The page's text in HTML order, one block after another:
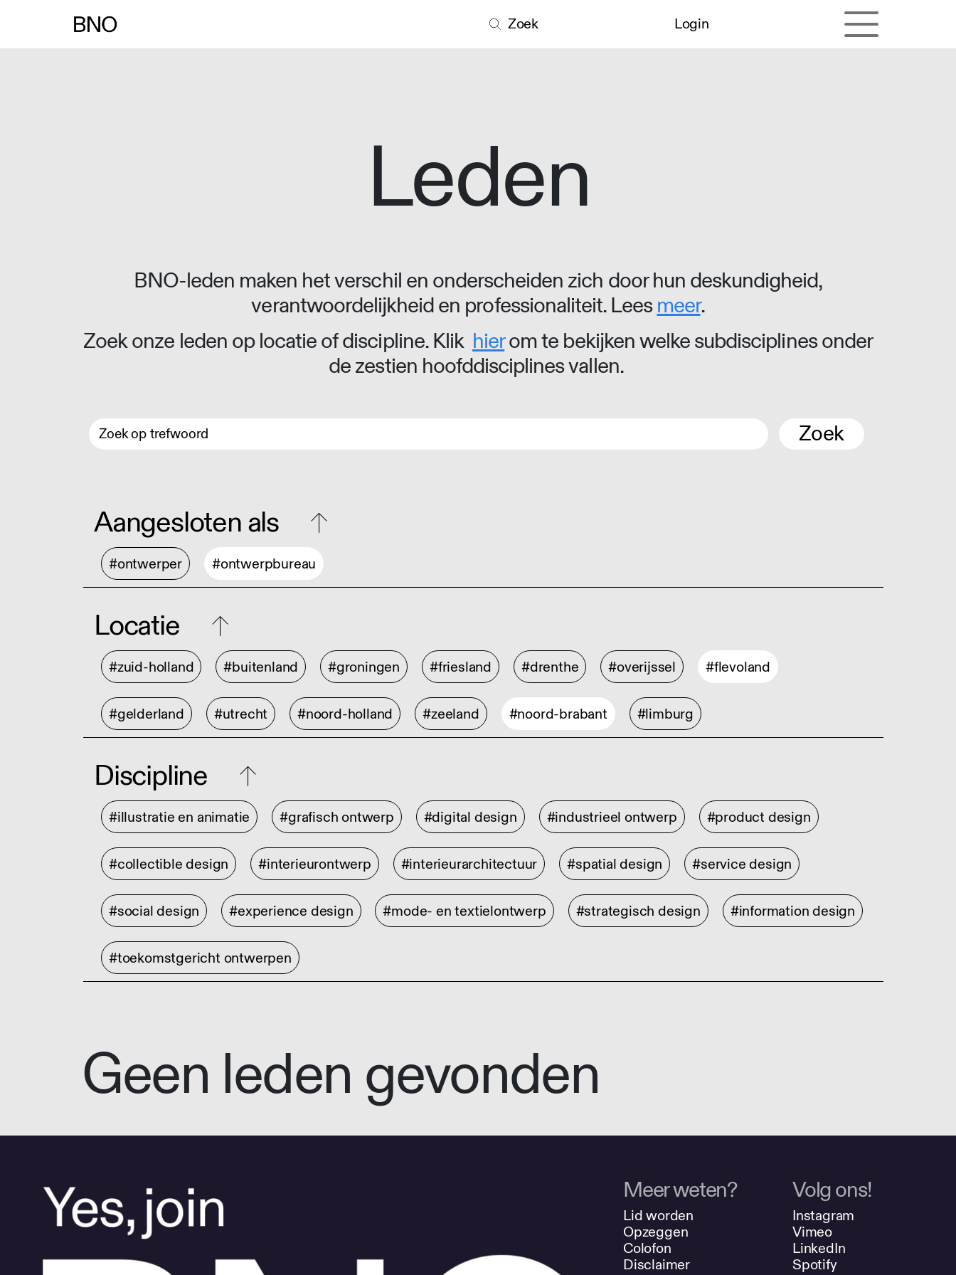
Zoek Login
Leden
BNO-leden maken het verschil en onderscheiden zich door hun deskundigheid,
verantwoordelijkheid en professionaliteit. Leesmeer.
Zoek onze leden op locatie of discipline. Klik hierom te bekijken welke subdisciplines onder
de zestien hoofddisciplines vallen.
Zoek
Aangesloten als
#ontwerper #ontwerpbureau
Locatie
#zuid-holland #buitenland #groningen #friesland #drenthe #overijssel #flevoland
#gelderland #utrecht #noord-holland #zeeland #noord-brabant #limburg
Discipline
#illustratie en animatie #grafisch ontwerp #digital design #industrieel ontwerp #product design
#collectible design #interieurontwerp #interieurarchitectuur #spatial design #service design
#social design #experience design #mode- en textielontwerp #strategisch design #information design
#toekomstgericht ontwerpen
Geen leden gevonden
Meer weten?
Lid worden
Opzeggen
Colofon
Disclaimer
Volg ons!
Instagram
Vimeo
LinkedIn
Spotify